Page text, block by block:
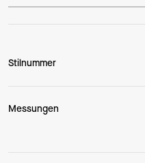
Stilnummer
Messungen